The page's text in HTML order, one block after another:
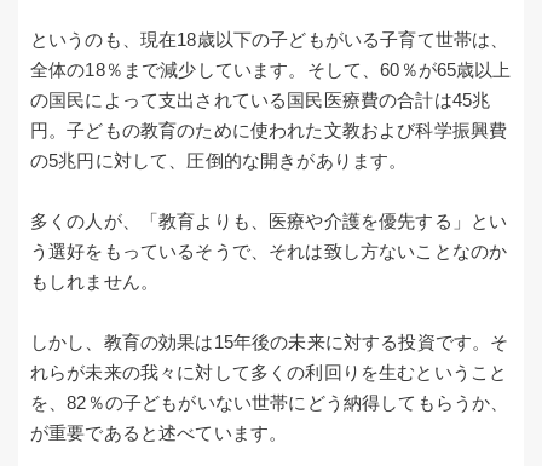
というのも、現在18歳以下の子どもがいる子育て世帯は、
全体の18％まで減少しています。そして、60％が65歳以上
の国民によって支出されている国民医療費の合計は45兆
円。子どもの教育のために使われた文教および科学振興費
の5兆円に対して、圧倒的な開きがあります。
多くの人が、「教育よりも、医療や介護を優先する」とい
う選好をもっているそうで、それは致し方ないことなのか
もしれません。
しかし、教育の効果は15年後の未来に対する投資です。そ
れらが未来の我々に対して多くの利回りを生むということ
を、82％の子どもがいない世帯にどう納得してもらうか、
が重要であると述べています。